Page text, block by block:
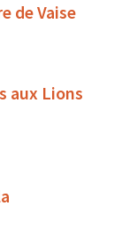
de Vaise
aux Lions